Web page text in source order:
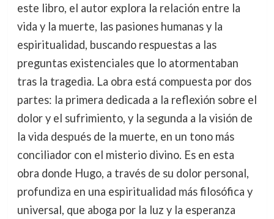
este libro, el autor explora la relación entre la
vida y la muerte, las pasiones humanas y la
espiritualidad, buscando respuestas a las
preguntas existenciales que lo atormentaban
tras la tragedia. La obra está compuesta por dos
partes: la primera dedicada a la reflexión sobre el
dolor y el sufrimiento, y la segunda a la visión de
la vida después de la muerte, en un tono más
conciliador con el misterio divino. Es en esta
obra donde Hugo, a través de su dolor personal,
profundiza en una espiritualidad más filosófica y
universal, que aboga por la luz y la esperanza